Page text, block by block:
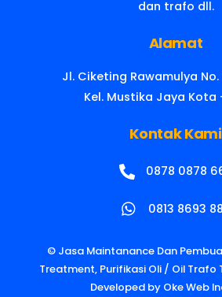
dan trafo dll.
Alamat
Jl. Ciketing Rawamulya No.
Kel. Mustika Jaya Kota
Kontak Kami
0878 0878
0813 8693
© Jasa Maintanance Dan
Treatment, Purifikasi Oli / Oil Trafo
Developed by Oke Web